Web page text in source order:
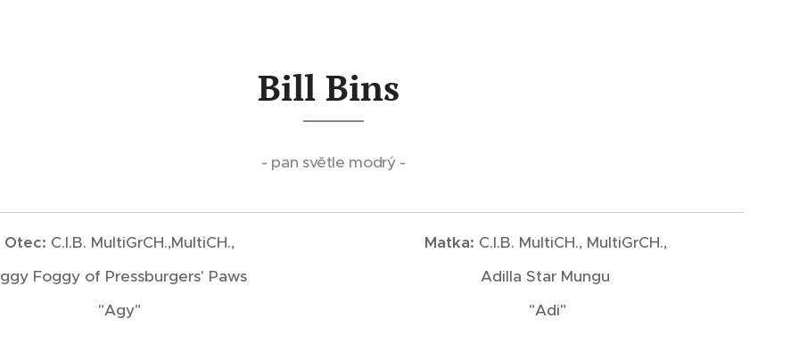
Bill Bins
- pan světle modrý -
Otec: C.I.B. MultiGrCH.,MultiCH.,
Foggy of Pressburgers' Paws
"Agy"
Matka: C.I.B. MultiCH., MultiGrCH.,
Adilla Star Mungu
"Adi"